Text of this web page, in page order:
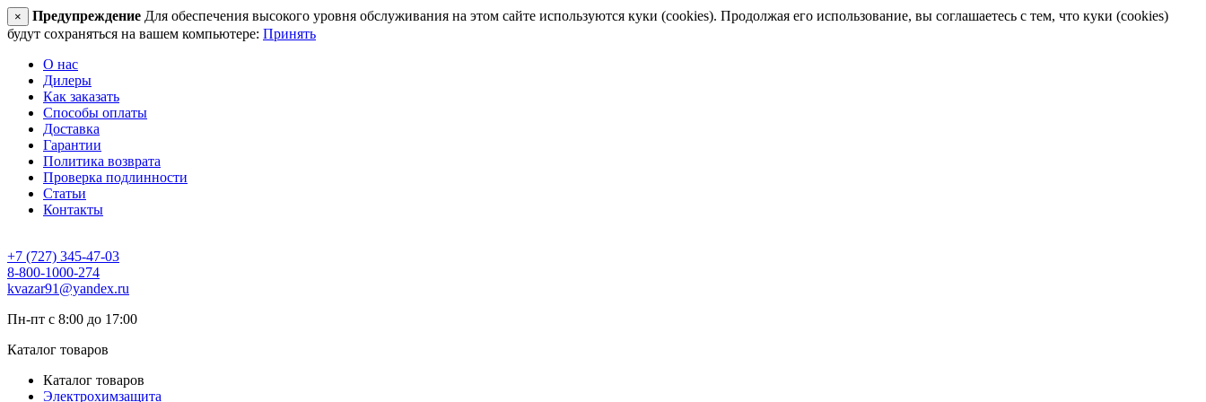
× Предупреждение Для обеспечения высокого уровня обслуживания на этом сайте используются куки (cookies). Продолжая его использование, вы соглашаетесь с тем, что куки (cookies)
будут сохраняться на вашем компьютере: Принять
О нас
Дилеры
Как заказать
Способы оплаты
Доставка
Гарантии
Политика возврата
Проверка подлинности
Статьи
Контакты
+7 (727) 345-47-03
8-800-1000-274
kvazar91@yandex.ru
Пн-пт с 8:00 до 17:00
Каталог товаров
Каталог товаров
Электрохимзащита